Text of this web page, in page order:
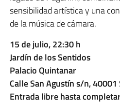
sensibilidad artística y una
de la música de cámara.
15 de julio, 22:30 h
Jardín de los Sentidos
Palacio Quintanar
Calle San Agustín s/n, 40001
Entrada libre hasta